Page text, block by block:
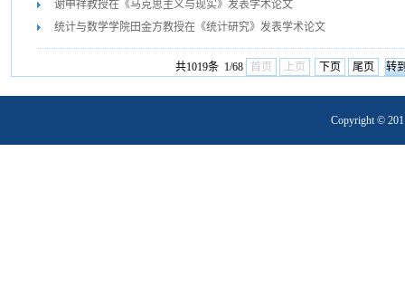
谢申祥教授在《马克思主义与现实》发表学术论文
统计与数学学院田金方教授在《统计研究》发表学术论文
共1019条 1/68 首页 上页 下页 尾页
Copyright ©